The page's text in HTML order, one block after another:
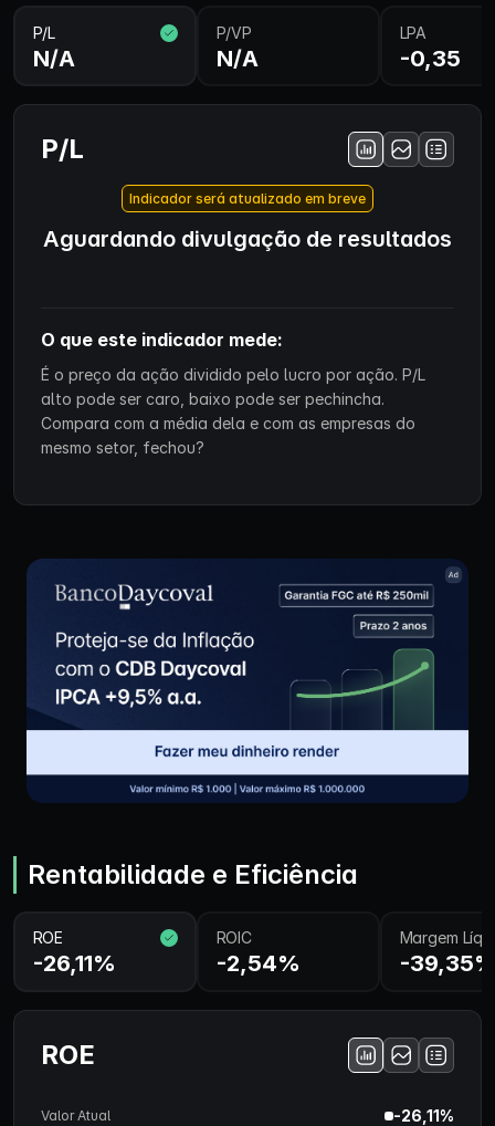
P/L
N/A
P/VP
N/A
LPA
-0,35
P/L
Indicador será atualizado em breve
Aguardando divulgação de resultados
O que este indicador mede:
É o preço da ação dividido pelo lucro por ação. P/L
alto pode ser caro, baixo pode ser pechincha.
Compara com a média dela e com as empresas do
mesmo setor, fechou?
Rentabilidade e Eficiência
ROE
-26,11%
ROIC
-2,54%
Margem
-
ROE
Valor Atual -26,11%